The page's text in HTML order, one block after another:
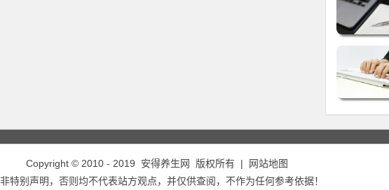
Copyright © 2010 - 2019 安得养生网 版权所有 |
网站地图
特别声明，否则均不代表站方观点，并仅供查阅，不作为任何参考依据！